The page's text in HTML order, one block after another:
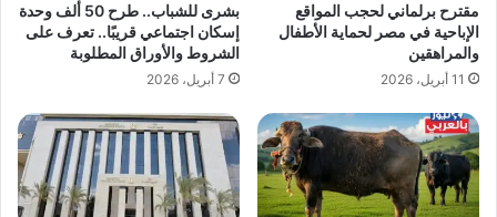
مقترح برلماني لحجب المواقع
الإباحية في مصر لحماية الأطفال
والمراهقين
11 أبريل، 2026
بشرى للشباب.. طرح 50 ألف وحدة
إسكان اجتماعي قريبًا.. تعرف على
الشروط والأوراق المطلوبة
7 أبريل، 2026